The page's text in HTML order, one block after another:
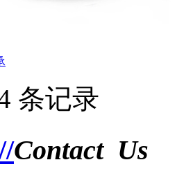
条记录
Contact Us